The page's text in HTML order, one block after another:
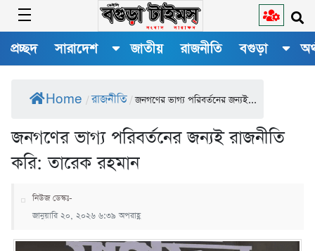
প্রচ্ছদ সারাদেশ জাতীয় রাজনীতি বগুড়া
Home / রাজনীতি / জনগণের ভাগ্য পরিবর্তনের জন্যই...
জনগণের ভাগ্য পরিবর্তনের জন্যই রাজনীতি
করি: তারেক রহমান
নিউজ ডেস্কঃ-
জানুয়ারি ২০, ২০২৬ ৬:৩৯ অপরাহ্ণ